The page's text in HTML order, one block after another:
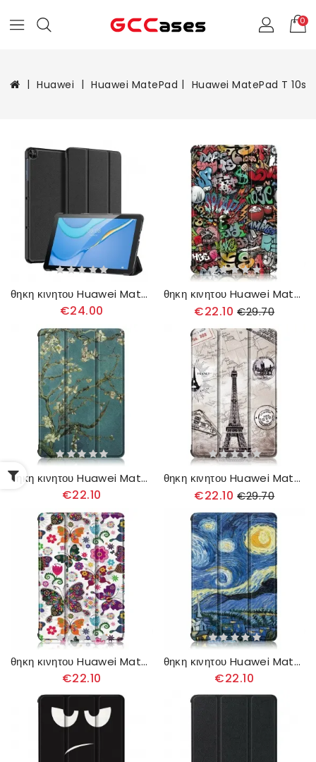
0
Huawei Huawei MatePad Huawei MatePad T 10s
θηκη κινητου Huawei MatePad T 10s Dux-ducis
€24.00
θηκη κινητου Huawei MatePad T 10s Ενισχυμένο Γκράφιτι
€22.10 €29.70
θηκη κινητου Huawei MatePad T 10s Ενισχυμένοι Κλάδοι
€22.10
θηκη κινητου Huawei MatePad T 10s Ενισχυμένος Ρετρό Πύργος Του Άιφελ
€22.10 €29.70
θηκη κινητου Huawei MatePad T 10s Ενισχυμένες Πεταλούδες Και Λουλούδια
€22.10
θηκη κινητου Huawei MatePad T 10s Ενισχυμένος Βαν Γκογκ
€22.10